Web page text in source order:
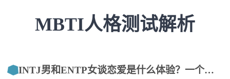
MBTI人格测试解析
INTJ男和ENTP女谈恋爱是什么体验？一个过来人的大实话